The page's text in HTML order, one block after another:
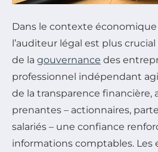
Dans le contexte économique
l’auditeur légal est plus
de la gouvernance des
professionnel indépendant
de la transparence financière,
prenantes – actionnaires,
salariés – une confiance
informations comptables. Les